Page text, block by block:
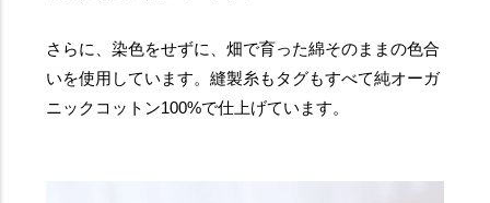
さらに、染色をせずに、畑で育った綿そのままの色合
いを使用しています。縫製糸もタグもすべて純オーガ
ニックコットン100%で仕上げています。